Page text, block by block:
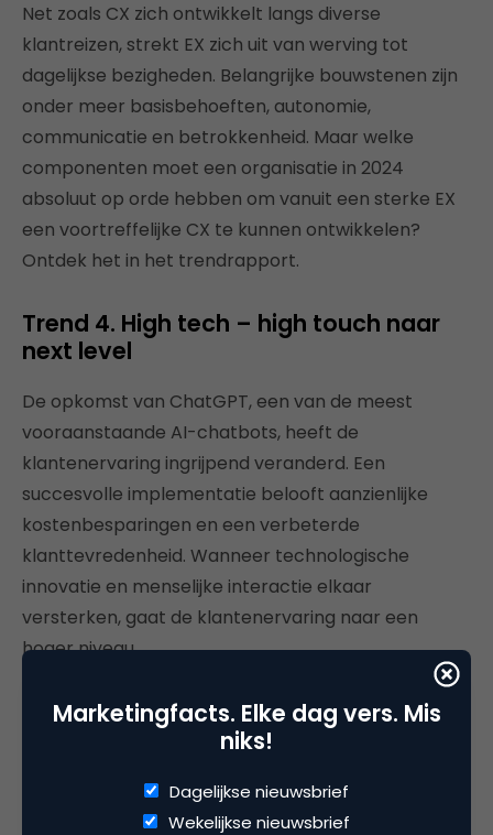
Net zoals CX zich ontwikkelt langs diverse
klantreizen, strekt EX zich uit van werving tot
dagelijkse bezigheden. Belangrijke bouwstenen zijn
onder meer basisbehoeften, autonomie,
communicatie en betrokkenheid. Maar welke
componenten moet een organisatie in 2024
absoluut op orde hebben om vanuit een sterke EX
een voortreffelijke CX te kunnen ontwikkelen?
Ontdek het in het trendrapport.
Trend 4. High tech – high touch naar
next level
De opkomst van ChatGPT, een van de meest
vooraanstaande AI-chatbots, heeft de
klantenervaring ingrijpend veranderd. Een
succesvolle implementatie belooft aanzienlijke
kostenbesparingen en een verbeterde
klanttevredenheid. Wanneer technologische
innovatie en menselijke interactie elkaar
versterken, gaat de klantenervaring naar een
hoger niveau.
Ai als gamechanger in customer
Organisaties benutten AI op verschillende
manieren om de klantervaring te verbeteren, zoals
Marketingfacts. Elke dag vers. Mis
niks!
Dagelijkse nieuwsbrief
Wekelijkse nieuwsbrief